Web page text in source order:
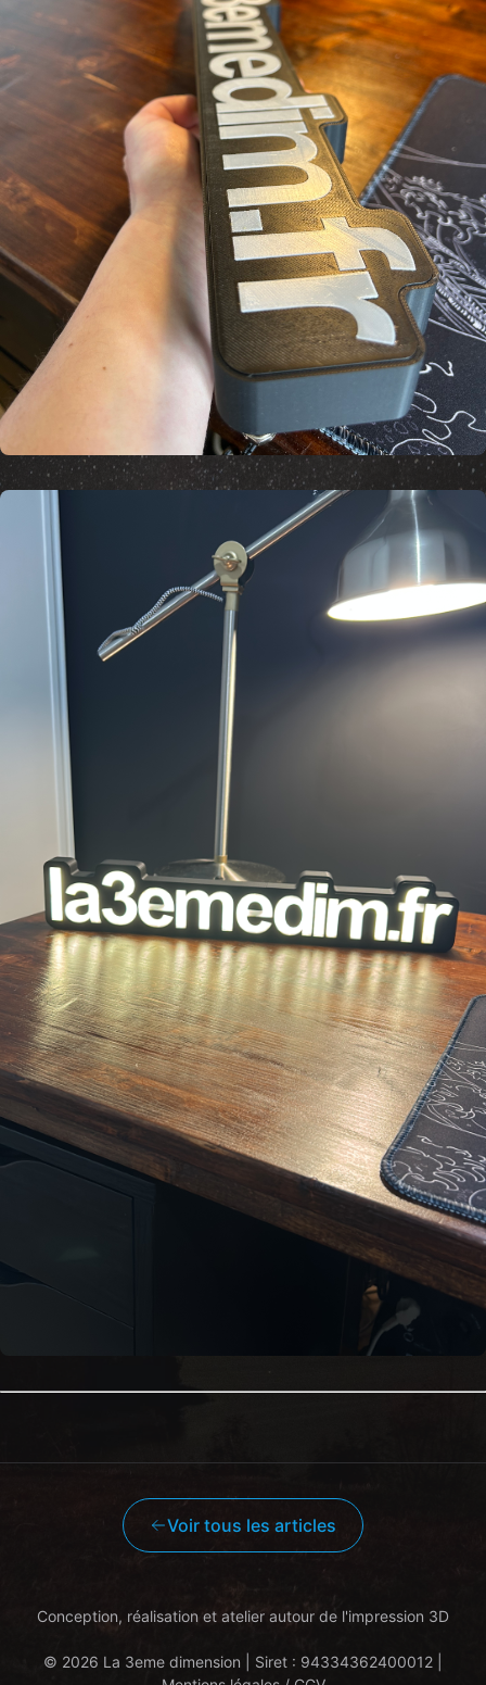
Voir tous les articles
Conception, réalisation et atelier autour de l'impression 3D
© 2026 La 3eme dimension | Siret : 94334362400012 |